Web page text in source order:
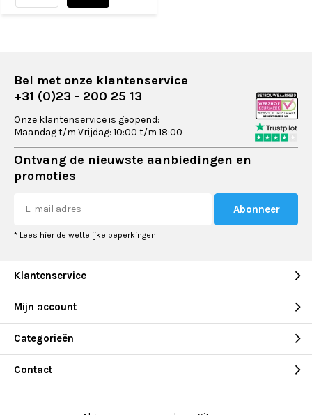
Bel met onze klantenservice
+31 (0)23 - 200 25 13
Onze klantenservice is geopend:
Maandag t/m Vrijdag: 10:00 t/m 18:00
Ontvang de nieuwste aanbiedingen en
promoties
Abonneer
* Lees hier de wettelijke beperkingen
Klantenservice
Mijn account
Categorieën
Contact